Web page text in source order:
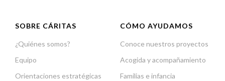
SOBRE CÁRITAS
¿Quiénes somos?
Equipo
Orientaciones estratégicas
CÓMO AYUDAMOS
Conoce nuestros proyectos
Acogida y acompañamiento
Familias e infancia